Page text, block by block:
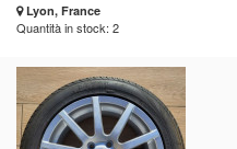
Lyon, France
Quantità in stock: 2